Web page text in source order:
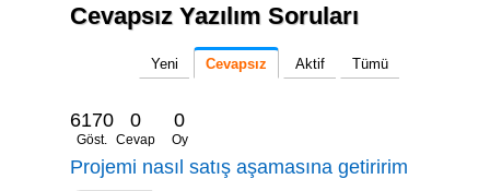
Cevapsız Yazılım Soruları
Yeni Cevapsız Aktif Tümü
6170
Göst.
0
Cevap
0
Oy
Projemi nasıl satış aşamasına getiririm